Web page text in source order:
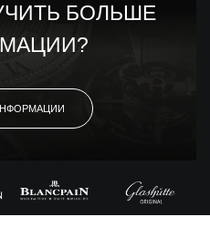
БОЛЬШЕ